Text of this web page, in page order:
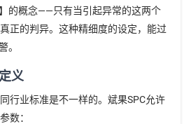
的概念——只有当引起异常的这两个
正的判异。这种精细度的设定，能过
。
义
行业标准是不一样的。斌果SPC允许
数：